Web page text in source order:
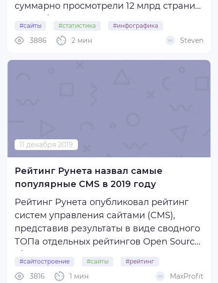
суммарно просмотрели 12 млрд страниц
Оказалось, что в среднем (медианное
значение) сайт на обычном компьютере
#сайты #статистика #инфографика
#скорость #загрузка
2 мин
3886 Steven
11 декабря 2019
Рейтинг Рунета назвал самые
популярные CMS в 2019 году
Рейтинг Рунета опубликовал рейтинг
систем управления сайтами (CMS),
представив результаты в виде сводного
ТОПа отдельных рейтингов Open Source
коммерческих CMS.
#сайтостроение #сайты #рейтинг
#рунет #cms1 мин
3816 MaxProfit